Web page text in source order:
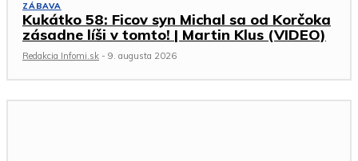
ZÁBAVA
Kukátko 58: Ficov syn Michal sa od Korčoka
zásadne líši v tomto! | Martin Klus (VIDEO)
Redakcia Infomi.sk - 9. augusta 2026